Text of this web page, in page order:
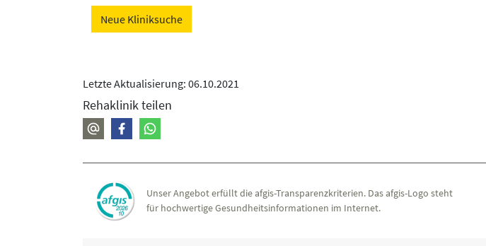
Neue Kliniksuche
Letzte Aktualisierung: 06.10.2021
Rehaklinik teilen
Unser Angebot erfüllt die afgis-Transparenzkriterien. Das afgis-Logo steht
für hochwertige Gesundheitsinformationen im Internet.